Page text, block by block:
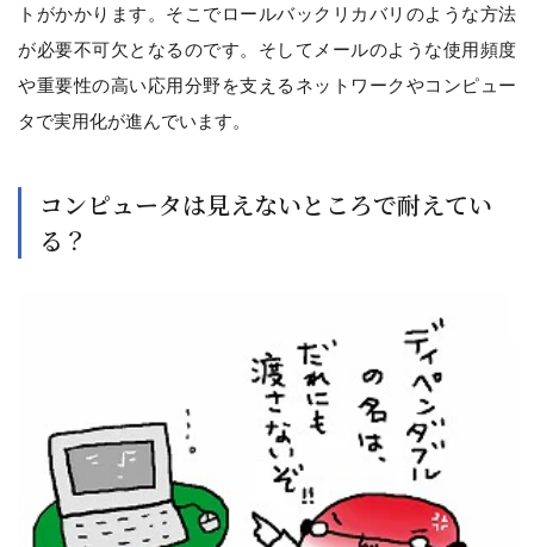
トがかかります。そこでロールバックリカバリのような方法
が必要不可欠となるのです。そしてメールのような使用頻度
や重要性の高い応用分野を支えるネットワークやコンピュー
タで実用化が進んでいます。
コンピュータは見えないところで耐えてい
る？